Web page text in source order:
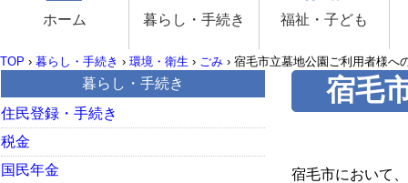
ホーム 暮らし・手続き 福祉・子ども
TOP › 暮らし・手続き › 環境・衛生 › ごみ › 宿毛市立墓地公園ご利用者様へ
宿毛
宿毛市において
暮らし・手続き
住民登録・手続き
税金
国民年金